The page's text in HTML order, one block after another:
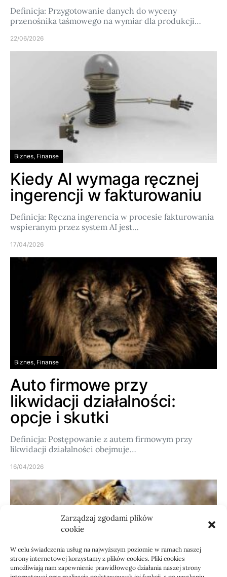
Zarządzaj zgodami plików
cookie
W celu świadczenia usług na najwyższym poziomie w ramach naszej
strony internetowej korzystamy z plików cookies. Pliki cookies
umożliwiają nam zapewnienie prawidłowego działania naszej strony
Definicja: Przygotowanie danych do wyceny
przenośnika taśmowego na wymiar dla produkcji…
22/06/2026
Biznes, Finanse
Kiedy AI wymaga ręcznej
ingerencji w fakturowaniu
Definicja: Ręczna ingerencia w procesie fakturowania
wspieranym przez system AI jest…
17/04/2026
Biznes, Finanse
Auto firmowe przy
likwidacji działalności:
opcje i skutki
Definicja: Postępowanie z autem firmowym przy
likwidacji działalności obejmuje…
16/04/2026